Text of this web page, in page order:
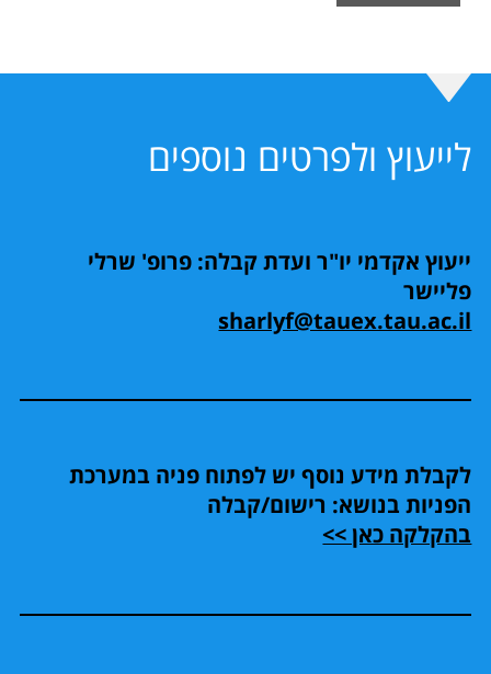
לייעוץ ולפרטים נוספים
ייעוץ אקדמי יו"ר ועדת קבלה: פרופ' שרלי
פליישר
sharlyf@tauex.tau.ac.il
לקבלת מידע נוסף יש לפתוח פניה במערכת
הפניות בנושא: רישום/קבלה
בהקלקה כאן >>